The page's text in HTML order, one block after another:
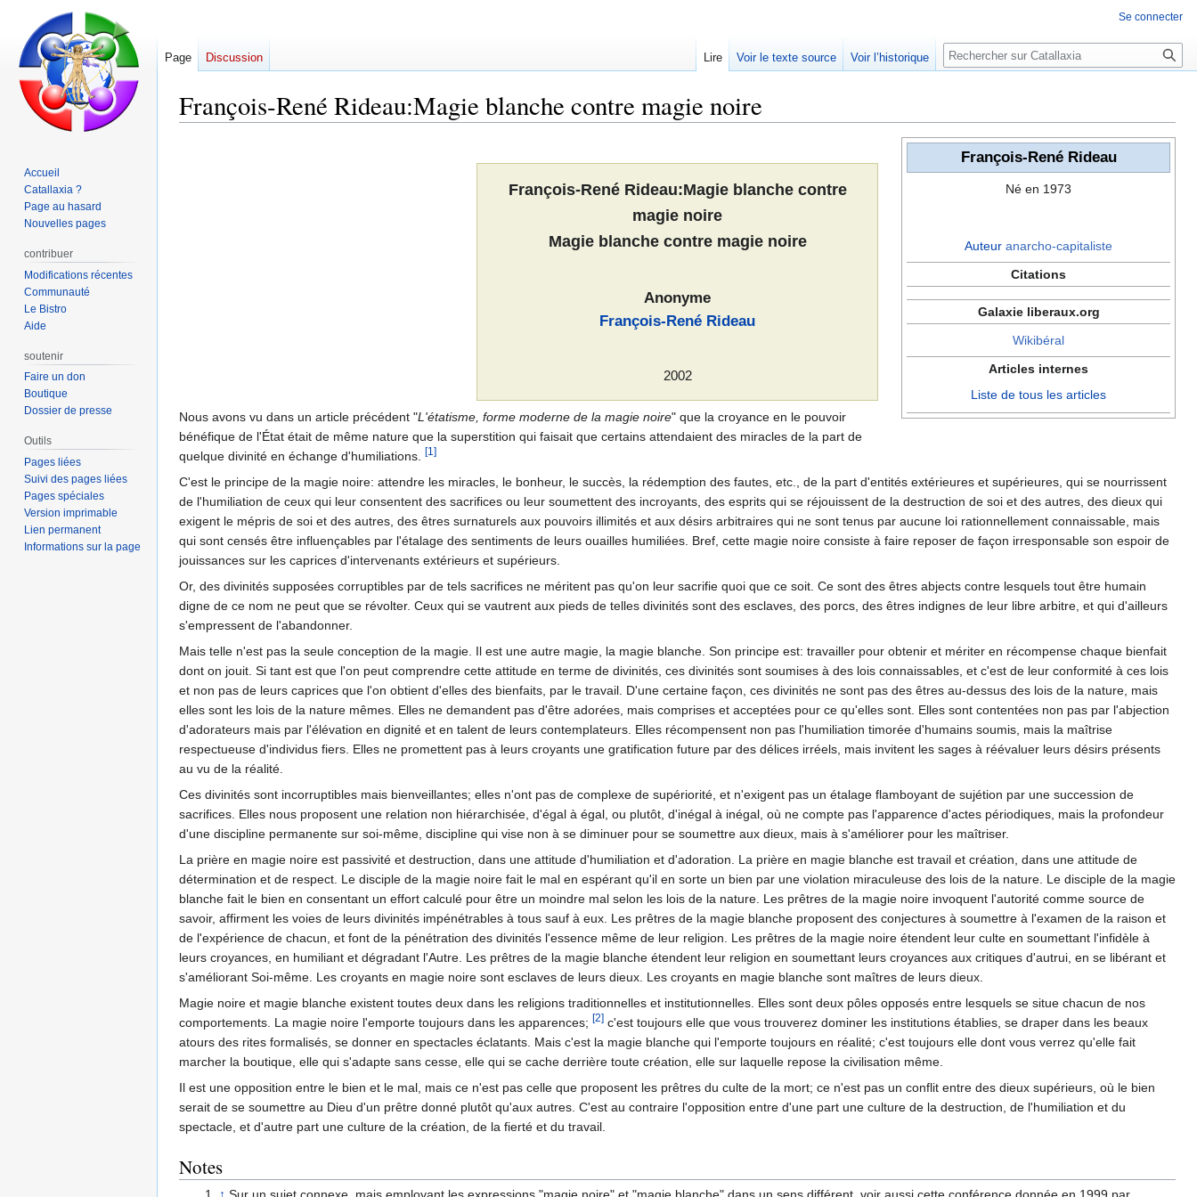
François-René Rideau:Magie blanche contre magie noire
François-René Rideau
Né en 1973
Auteur anarcho-capitaliste
Citations
Galaxie liberaux.org
Wikibéral
Articles internes
Liste de tous les articles
François-René Rideau:Magie blanche contre
magie noire
Magie blanche contre magie noire
Anonyme
François-René Rideau
2002
Nous avons vu dans un article précédent "L'étatisme, forme moderne de la magie noire" que la croyance en le pouvoir
bénéfique de l'État était de même nature que la superstition qui faisait que certains attendaient des miracles de la part de
quelque divinité en échange d'humiliations.
[1]
C'est le principe de la magie noire: attendre les miracles, le bonheur, le succès, la rédemption des fautes, etc., de la part d'entités extérieures et supérieures, qui se nourrissent
de l'humiliation de ceux qui leur consentent des sacrifices ou leur soumettent des incroyants, des esprits qui se réjouissent de la destruction de soi et des autres, des dieux qui
exigent le mépris de soi et des autres, des êtres surnaturels aux pouvoirs illimités et aux désirs arbitraires qui ne sont tenus par aucune loi rationnellement connaissable, mais
qui sont censés être influençables par l'étalage des sentiments de leurs ouailles humiliées. Bref, cette magie noire consiste à faire reposer de façon irresponsable son espoir de
jouissances sur les caprices d'intervenants extérieurs et supérieurs.
Or, des divinités supposées corruptibles par de tels sacrifices ne méritent pas qu'on leur sacrifie quoi que ce soit. Ce sont des êtres abjects contre lesquels tout être humain
digne de ce nom ne peut que se révolter. Ceux qui se vautrent aux pieds de telles divinités sont des esclaves, des porcs, des êtres indignes de leur libre arbitre, et qui d'ailleurs
s'empressent de l'abandonner.
Mais telle n'est pas la seule conception de la magie. Il est une autre magie, la magie blanche. Son principe est: travailler pour obtenir et mériter en récompense chaque bienfait
dont on jouit. Si tant est que l'on peut comprendre cette attitude en terme de divinités, ces divinités sont soumises à des lois connaissables, et c'est de leur conformité à ces lois
et non pas de leurs caprices que l'on obtient d'elles des bienfaits, par le travail. D'une certaine façon, ces divinités ne sont pas des êtres au-dessus des lois de la nature, mais
elles sont les lois de la nature mêmes. Elles ne demandent pas d'être adorées, mais comprises et acceptées pour ce qu'elles sont. Elles sont contentées non pas par l'abjection
d'adorateurs mais par l'élévation en dignité et en talent de leurs contemplateurs. Elles récompensent non pas l'humiliation timorée d'humains soumis, mais la maîtrise
respectueuse d'individus fiers. Elles ne promettent pas à leurs croyants une gratification future par des délices irréels, mais invitent les sages à réévaluer leurs désirs présents
au vu de la réalité.
Ces divinités sont incorruptibles mais bienveillantes; elles n'ont pas de complexe de supériorité, et n'exigent pas un étalage flamboyant de sujétion par une succession de
sacrifices. Elles nous proposent une relation non hiérarchisée, d'égal à égal, ou plutôt, d'inégal à inégal, où ne compte pas l'apparence d'actes périodiques, mais la profondeur
d'une discipline permanente sur soi-même, discipline qui vise non à se diminuer pour se soumettre aux dieux, mais à s'améliorer pour les maîtriser.
La prière en magie noire est passivité et destruction, dans une attitude d'humiliation et d'adoration. La prière en magie blanche est travail et création, dans une attitude de
détermination et de respect. Le disciple de la magie noire fait le mal en espérant qu'il en sorte un bien par une violation miraculeuse des lois de la nature. Le disciple de la magie
blanche fait le bien en consentant un effort calculé pour être un moindre mal selon les lois de la nature. Les prêtres de la magie noire invoquent l'autorité comme source de
savoir, affirment les voies de leurs divinités impénétrables à tous sauf à eux. Les prêtres de la magie blanche proposent des conjectures à soumettre à l'examen de la raison et
de l'expérience de chacun, et font de la pénétration des divinités l'essence même de leur religion. Les prêtres de la magie noire étendent leur culte en soumettant l'infidèle à
leurs croyances, en humiliant et dégradant l'Autre. Les prêtres de la magie blanche étendent leur religion en soumettant leurs croyances aux critiques d'autrui, en se libérant et
s'améliorant Soi-même. Les croyants en magie noire sont esclaves de leurs dieux. Les croyants en magie blanche sont maîtres de leurs dieux.
Magie noire et magie blanche existent toutes deux dans les religions traditionnelles et institutionnelles. Elles sont deux pôles opposés entre lesquels se situe chacun de nos
comportements. La magie noire l'emporte toujours dans les apparences; [2] c'est toujours elle que vous trouverez dominer les institutions établies, se draper dans les beaux
atours des rites formalisés, se donner en spectacles éclatants. Mais c'est la magie blanche qui l'emporte toujours en réalité; c'est toujours elle dont vous verrez qu'elle fait
marcher la boutique, elle qui s'adapte sans cesse, elle qui se cache derrière toute création, elle sur laquelle repose la civilisation même.
Il est une opposition entre le bien et le mal, mais ce n'est pas celle que proposent les prêtres du culte de la mort; ce n'est pas un conflit entre des dieux supérieurs, où le bien
serait de se soumettre au Dieu d'un prêtre donné plutôt qu'aux autres. C'est au contraire l'opposition entre d'une part une culture de la destruction, de l'humiliation et du
spectacle, et d'autre part une culture de la création, de la fierté et du travail.
Notes
Se connecter
Page Discussion Lire Voir le texte source Voir l’historique Rechercher
Accueil
Catallaxia ?
Page au hasard
Nouvelles pages
contribuer
Modifications récentes
Communauté
Le Bistro
Aide
soutenir
Faire un don
Boutique
Dossier de presse
Outils
Pages liées
Suivi des pages liées
Pages spéciales
Version imprimable
Lien permanent
Informations sur la page